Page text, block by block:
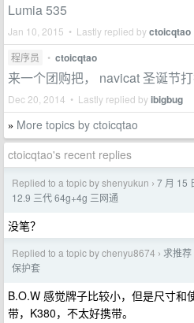
Lumia 535
Jan 10, 2015 • Lastly replied byctoicqtao
程序员 • ctoicqtao
来一个团购把， navicat 圣诞节
Dec 20, 2014 • Lastly replied byibigbug
» More topics by ctoicqtao
ctoicqtao's recent replies
Replied to a topic by shenyukun › 7 月 15
12.9 三代 64g+4g 三网通
没笔？
Replied to a topic by chenyu8674 › 求推
保护套
B.O.W 感觉牌子比较小，但是尺寸和
带，K380，不太好携带。